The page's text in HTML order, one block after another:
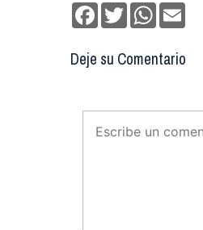
Facebook
TwitterWhatsApp
Deje su Comentario